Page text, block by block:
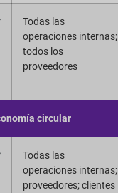
Todas las
operaciones internas;
todos los
proveedores
circular
Todas las
operaciones internas;
proveedores; clientes